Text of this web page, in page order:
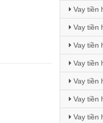
Vay tiền
Vay tiền
Vay tiền
Vay tiền
Vay tiền
Vay tiền
Vay tiền